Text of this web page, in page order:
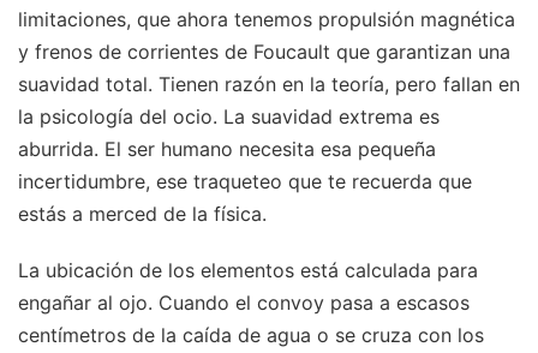
limitaciones, que ahora tenemos propulsión magnética
y frenos de corrientes de Foucault que garantizan una
suavidad total. Tienen razón en la teoría, pero fallan en
la psicología del ocio. La suavidad extrema es
aburrida. El ser humano necesita esa pequeña
incertidumbre, ese traqueteo que te recuerda que
estás a merced de la física.
La ubicación de los elementos está calculada para
engañar al ojo. Cuando el convoy pasa a escasos
centímetros de la caída de agua o se cruza con los